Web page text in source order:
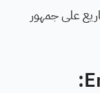
على جمهور